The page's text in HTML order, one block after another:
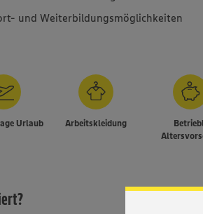
und Weiterbildungsmöglichkeiten
Urlaub Arbeitskleidung